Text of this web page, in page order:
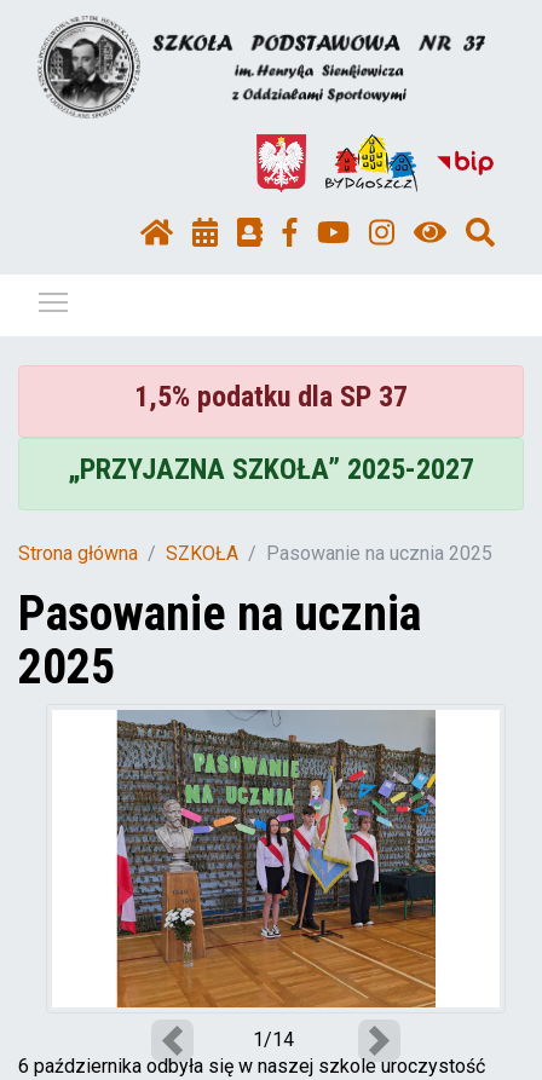
1,5% podatku dla SP 37
„PRZYJAZNA SZKOŁA” 2025-2027
Strona główna SZKOŁA Pasowanie na ucznia 2025
Pasowanie na ucznia
2025
Poprzedni Następny
1/14
6 października odbyła się w naszej szkole uroczystość